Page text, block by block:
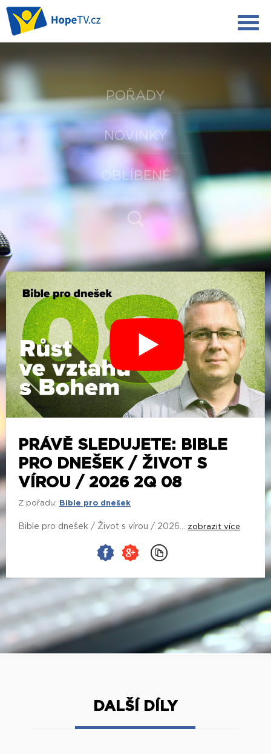
POŘADY
NOVINKY
OBLÍBENÉ
PRÁVĚ SLEDUJETE: BIBLE
PRO DNEŠEK / ŽIVOT S
VÍROU / 2026 2Q 08
Z pořadu: Bible pro dnešek
Bible pro dnešek / Život s vírou / 2026... zobrazit více
DALŠÍ DÍLY